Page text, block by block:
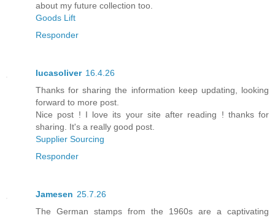
about my future collection too.
Goods Lift
Responder
lucasoliver 16.4.26
Thanks for sharing the information keep updating, looking
forward to more post.
Nice post ! I love its your site after reading ! thanks for
sharing. It's a really good post.
Supplier Sourcing
Responder
Jamesen 25.7.26
The German stamps from the 1960s are a captivating